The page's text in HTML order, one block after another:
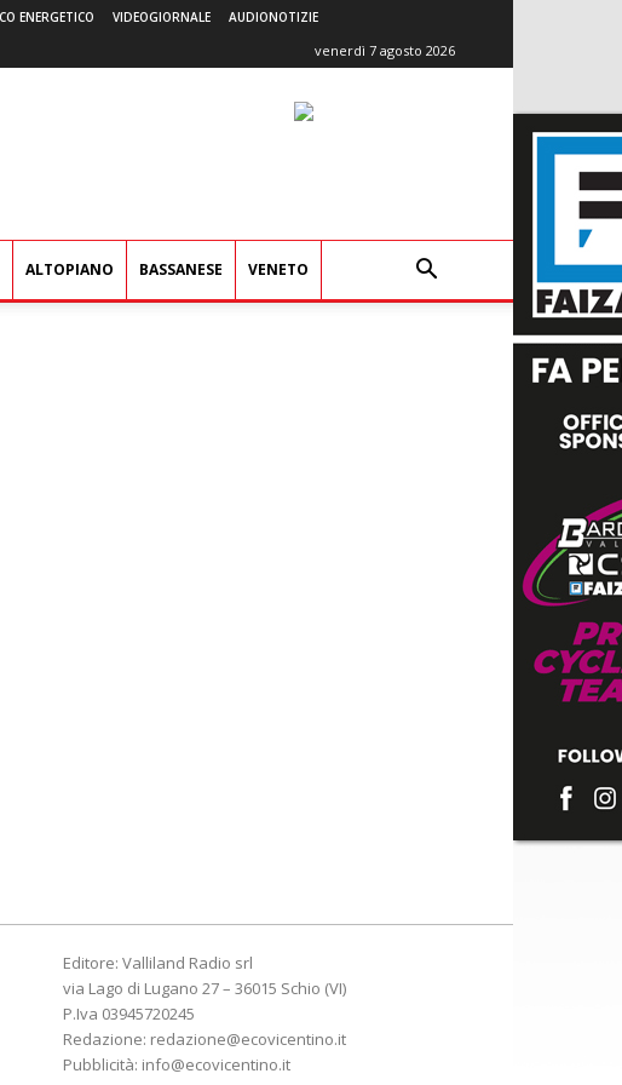
ENERGETICO VIDEOGIORNALE AUDIONOTIZIE
venerdì 7 agosto 2026
ALTOPIANO BASSANESE VENETO
Editore: Valliland Radio srl
via Lago di Lugano 27 – 36015 Schio (VI)
P.Iva 03945720245
Redazione: redazione@ecovicentino.it
Pubblicità: info@ecovicentino.it